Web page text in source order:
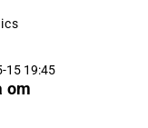
15 19:45
om